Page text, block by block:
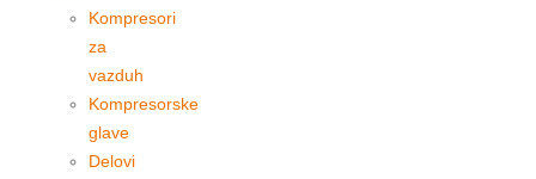
Kompresori
za
vazduh
Kompresorske
glave
Delovi